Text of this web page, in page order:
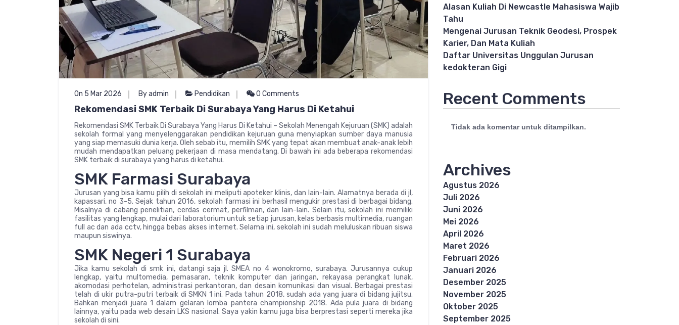
On 5 Mar 2026 By admin Pendidikan 0 Comments
Rekomendasi SMK Terbaik Di Surabaya Yang Harus Di Ketahui
Rekomendasi SMK Terbaik Di Surabaya Yang Harus Di Ketahui – Sekolah Menengah Kejuruan (SMK) adalah
sekolah formal yang menyelenggarakan pendidikan kejuruan guna menyiapkan sumber daya manusia
yang siap memasuki dunia kerja. Oleh sebab itu, memilih SMK yang tepat akan membuat anak-anak lebih
mudah mendapatkan peluang pekerjaan di masa mendatang. Di bawah ini ada beberapa rekomendasi
SMK terbaik di surabaya yang harus di ketahui.
SMK Farmasi Surabaya
Jurusan yang bisa kamu pilih di sekolah ini meliputi apoteker klinis, dan lain-lain. Alamatnya berada di jl,
kapassari, no 3-5. Sejak tahun 2016, sekolah farmasi ini berhasil mengukir prestasi di berbagai bidang.
Misalnya di cabang penelitian, cerdas cermat, perfilman, dan lain-lain. Selain itu, sekolah ini memiliki
fasilitas yang lengkap, mulai dari laboratorium untuk setiap jurusan, kelas berbasis multimedia, ruangan
full ac dan ada cctv, hingga bebas akses internet. Selama ini, sekolah ini sudah meluluskan ribuan siswa
maupun siswinya.
SMK Negeri 1 Surabaya
Jika kamu sekolah di smk ini, datangi saja jl. SMEA no 4 wonokromo, surabaya. Jurusannya cukup
lengkap, yaitu multomedia, pemasaran, teknik komputer dan jaringan, rekayasa perangkat lunak,
akomodasi perhotelan, administrasi perkantoran, dan desain komunikasi dan visual. Berbagai prestasi
telah di ukir putra-putri terbaik di SMKN 1 ini. Pada tahun 2018, sudah ada yang juara di bidang jujitsu.
Bahkan menjadi juara 1 dalam gelaran lomba pantera championship 2018. Ada pula juara di bidang
lainnya, yaitu pada web desain LKS nasional. Saya yakin kamu juga bisa berprestasi seperti mereka jika
sekolah di sini.
Alasan Kuliah Di Newcastle Mahasiswa Wajib
Tahu
Mengenai Jurusan Teknik Geodesi, Prospek
Karier, Dan Mata Kuliah
Daftar Universitas Unggulan Jurusan
kedokteran Gigi
Recent Comments
Tidak ada komentar untuk ditampilkan.
Archives
Agustus 2026
Juli 2026
Juni 2026
Mei 2026
April 2026
Maret 2026
Februari 2026
Januari 2026
Desember 2025
November 2025
Oktober 2025
September 2025